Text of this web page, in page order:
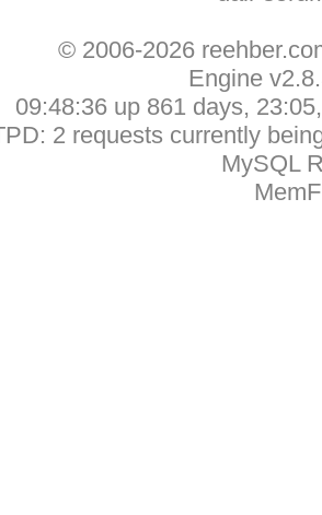
© 2006-2026
Engine
09:48:36 up 861 days,
2 requests currently
MySQL